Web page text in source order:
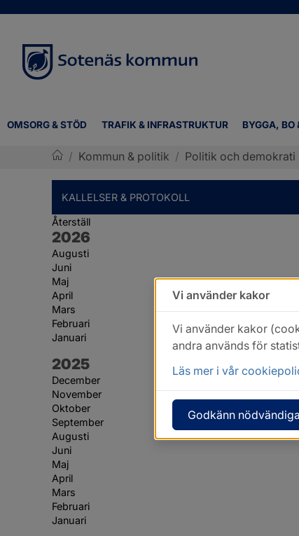
OMSORG & STÖD TRAFIK & INFRASTRUKTUR BYGGA, BO
/ Kommun & politik / Politik och demokrati
KALLELSER & PROTOKOLL
Återställ
År:
2026
Augusti
Juni
Maj
April
Mars
Februari
Januari
År:
2025
December
November
Oktober
September
Augusti
Juni
Maj
April
Mars
Februari
Januari
Vi använder kakor
Vi använder kakor
andra används för
Läs mer i vår
Godkänn